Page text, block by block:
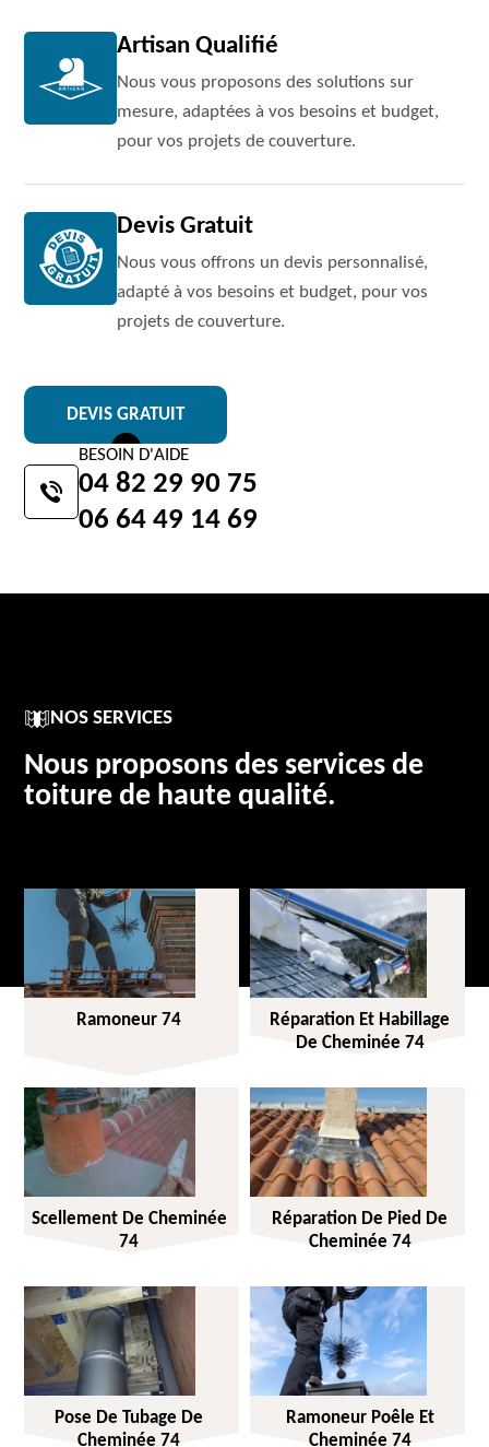
Artisan Qualifié
Nous vous proposons des solutions sur
mesure, adaptées à vos besoins et budget,
pour vos projets de couverture.
Devis Gratuit
Nous vous offrons un devis personnalisé,
adapté à vos besoins et budget, pour vos
projets de couverture.
DEVIS GRATUIT
BESOIN D'AIDE
04 82 29 90 75
06 64 49 14 69
NOS SERVICES
Nous proposons des services de
toiture de haute qualité.
Ramoneur 74
Réparation Et Habillage
De Cheminée 74
Scellement De Cheminée
74
Réparation De Pied De
Cheminée 74
Pose De Tubage De
Cheminée 74
Ramoneur Poêle Et
Cheminée 74